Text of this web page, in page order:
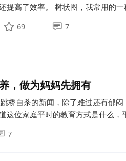
提高了效率。 树状图，我常用的
69 7
，做为妈妈先拥有
桥自杀的新闻，除了难过还有郁
这位家庭平时的教育方式是什么
7